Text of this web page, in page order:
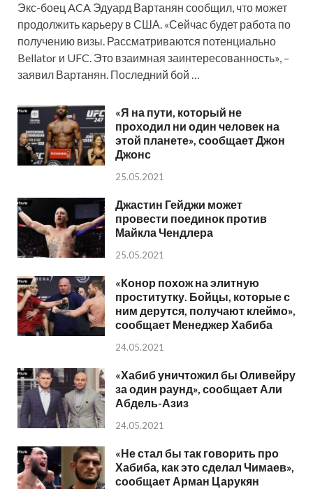
Экс-боец ACA Эдуард Вартанян сообщил, что может
продолжить карьеру в США. «Сейчас будет работа по
получению визы. Рассматриваются потенциально
Bellator и UFC. Это взаимная заинтересованность», –
заявил Вартанян. Последний бой …
«Я на пути, который не
проходил ни один человек на
этой планете», сообщает Джон
Джонс
25.05.2021
Джастин Гейджи может
провести поединок против
Майкла Чендлера
25.05.2021
«Конор похож на элитную
проститутку. Бойцы, которые с
ним дерутся, получают клеймо»,
сообщает Менеджер Хабиба
24.05.2021
«Хабиб уничтожил бы Оливейру
за один раунд», сообщает Али
Абдель-Азиз
24.05.2021
«Не стал бы так говорить про
Хабиба, как это сделал Чимаев»,
сообщает Арман Царукян